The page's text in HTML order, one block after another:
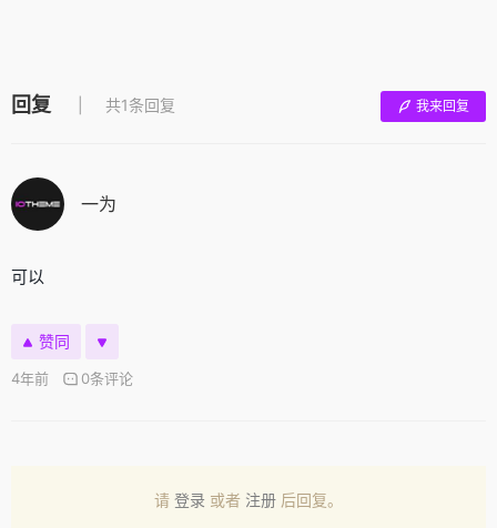
回复 共1条回复 我来回复
一为
可以
赞同
4年前 0条评论
请 登录 或者 注册 后回复。